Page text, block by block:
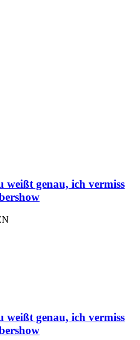
weißt genau, ich vermiss
weißt genau, ich vermiss